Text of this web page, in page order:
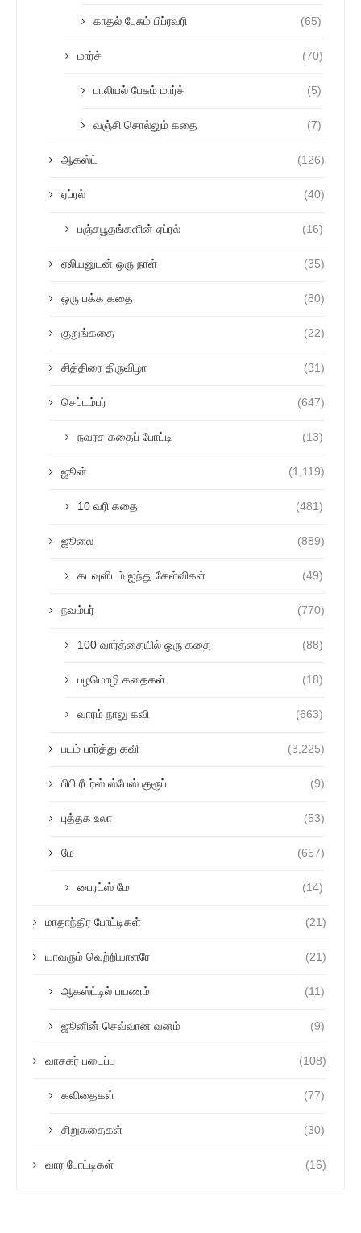
காதல் பேசும் பிப்ரவரி (65)
மார்ச் (70)
பாலியல் பேசும் மார்ச் (5)
வஞ்சி சொல்லும் கதை (7)
ஆகஸ்ட் (126)
ஏப்ரல் (40)
பஞ்சபூதங்களின் ஏப்ரல் (16)
ஏலியனுடன் ஒரு நாள் (35)
ஒரு பக்க கதை (80)
குறுங்கதை (22)
சித்திரை திருவிழா (31)
செப்டம்பர் (647)
நவரச கதைப் போட்டி (13)
ஜூன் (1,119)
10 வரி கதை (481)
ஜூலை (889)
கடவுளிடம் ஐந்து கேள்விகள் (49)
நவம்பர் (770)
100 வார்த்தையில் ஒரு கதை (88)
பழமொழி கதைகள் (18)
வாரம் நாலு கவி (663)
படம் பார்த்து கவி (3,225)
பிபி ரீடர்ஸ் ஸ்பேஸ் குரூப் (9)
புத்தக உலா (53)
மே (657)
பைரட்ஸ் மே (14)
மாதாந்திர போட்டிகள் (21)
யாவரும் வெற்றியாளரே (21)
ஆகஸ்ட்டில் பயணம் (11)
ஜூனின் செவ்வான வனம் (9)
வாசகர் படைப்பு (108)
கவிதைகள் (77)
சிறுகதைகள் (30)
வார போட்டிகள் (16)